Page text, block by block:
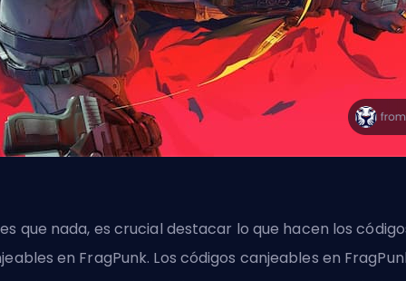
que nada, es crucial destacar lo que hacen los
en FragPunk. Los códigos canjeables en